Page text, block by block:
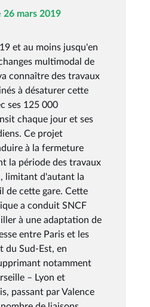
26 mars 2019
et au moins jusqu'en
multimodal de
connaître des travaux
à désaturer cette
ses 125 000
chaque jour et ses
Ce projet
à la fermeture
la période des travaux
limitant d'autant la
de cette gare. Cette
a conduit SNCF
à une adaptation de
entre Paris et les
du Sud-Est, en
notamment
– Lyon et
passant par Valence